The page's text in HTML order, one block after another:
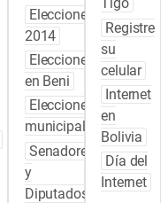
Elecciones
2014
Elecciones
en Beni
Elecciones
municipales
Senadores
y
Diputados
Tigo
Registre
su
celular
Internet
en
Bolivia
Día del
Internet